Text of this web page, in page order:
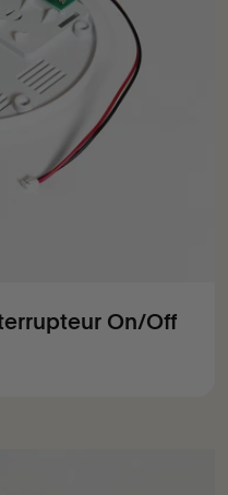
On/Off